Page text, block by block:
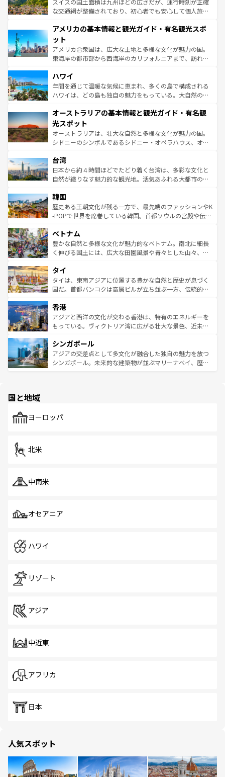
戦など、本場だからこそできる体験も豊富。イギリスを旅
ンツ一覧を参照してほしい。
スイスの国土面積は九州ほどの広さだが、運行時刻が正確
な交通網が整備されており、初心者でも安心して個人旅行
の建物がそのまま残る町や、スイスならではのユニークな
博物館もあり、アルプス観光だけでなく町歩きも満喫する
ことができる。国民の所得が高いため物価も高いが、旅行
者向けの交通パス提供のサービスもあり、うまく活用すれ
着のスイス情報は
アメリカの基本情報と観光ガイド・有名観光スポ
ット
アメリカ合衆国は、広大な土地と多様な文化が魅力の国。
東海岸の都市部から西海岸のカリフォルニアまで、訪れる
のような巨大都市は、観光、ショッピング、エンターテイ
ンメントが詰まった刺激的なスポットだ。一方、アメリカ
西部には大自然が広がり、グランドキャニオンやイエロー
部のニューオーリンズでは、音楽と美食が融合した独特の
文化が魅力。旅行者はアメリカの各地域で異なる魅力を楽
しみながら、その多様性と豊かな歴史を感じることができ
るだろう。車でのロードトリップや列車の旅も、アメリカ
情報は
ハワイ
年間を通じて温暖な気候に恵まれ、多くの島で構成される
ハワイは、どの島も独自の魅力をもっている。大自然の神
ワイ島は見逃せない。また、定番の観光地といえばオアフ
島だが、静かな自然を求めるならマウイ島やカウアイ島が
おすすめ。エメラルドグリーンに輝く海をはじめ、豊かな
文化や歴史が息づいている。「アロハスピリット」と呼ば
人々、おいしいローカルフードやハワイアンミュージッ
ク、伝統的なフラダンスなど、すべてがハワイの魅力を彩
っている。訪れるたびに新しい発見と感動が待っているハ
はコンテンツ一覧
オーストラリアの基本情報と観光ガイド・有名観
光スポット
オーストラリアは、壮大な自然と多様な文化が魅力の国。
シドニーのシンボルであるシドニー・オペラハウス、オー
リアリーフや大陸中央部にそびえるウルル（エアーズロッ
ク）、タスマニアの美しい原生林やケアンズの熱帯雨林な
ど、見どころがたくさん。また、カフェやワイン、オージ
いる。アクティビティも充実しており、サーフィンやダイ
ビング、ハイキングなど、アウトドア好きにはたまらな
い。オーストラリアの多彩な魅力を存分に味わいつくそ
参照してほしい。
台湾
日本から約４時間ほどでたどり着く台湾は、多彩な文化と
自然が織りなす魅力的な観光地。活気あふれる大都市の台
ン）、静ひつな山岳地帯である台湾東部など、都市の喧騒
と山間の静けさが共存しており、訪れる人に新しい発見と
驚きをもたらしてくれる。また、奥深い台湾の食文化も魅
容にもいいと評判のスイーツなど、バラエティ豊かな料理
が味わえる。 なお、新着の台湾情報は コンテンツ一覧を参
照してほしい。
韓国
歴史ある王朝文化が残る一方で、最先端のファッションやK
-POPで世界を席巻している韓国。首都ソウルの宮殿や伝統
き、地方に足を延ばせば四季折々の自然美を楽しむことが
できる。そして、キムチや焼肉、絶品のストリートフード
まで、さまざまな韓国料理が待っている。夜には、韓国な
リティに包まれながら、韓国の多彩な魅力を心ゆくまで味
わってみてほしい。 なお、新着の韓国情報はコンテンツ一
覧を参照してほしい。
ベトナム
豊かな自然と多様な文化が魅力的なベトナム。南北に細長
く伸びる国土には、広大な田園風景や青々とした山々、世
急速な発展と共に伝統が息づく。ハノイの古い町並みやホ
ーチミン市のフランス統治時代の建物も、独特の雰囲気を
醸し出している。また、バラエティの豊かさとおいしさで
とつ。フォーやバインミー、ベトナムコーヒーなどは、ぜ
ひ現地で味わいたい。どの地域を訪れてもあたたかい人々
が旅行者を迎えてくれるので、きっと忘れられない旅にな
参照してほしい。
タイ
タイは、東南アジアに位置する豊かな自然と歴史が息づく
国だ。首都バンコクは高層ビルが立ち並ぶ一方、伝統的な
の活気が交差している。北部ではチェンマイなどの山岳地
帯で自然と触れ合い、南部ではプーケットやクラビの美し
いビーチでリゾート気分を楽しむことができる。タイ料理
激する。気候は一年中温暖で、どの季節にも異なる楽しみ
が待っている。親しみやすいタイの人々、仏教を中心とし
た文化、そして多様な観光資源が、訪れる旅人を魅了し続
香港
アジアと西洋の文化が交わる香港は、特有のエネルギーを
もっている。ヴィクトリア湾に広がる壮大な景色、近未来
み、どこを訪れても感動するはず。観光スポットが密集し
ており、効率よく見どころを回れるのも魅力。息をのむよ
うな絶景から文化的な体験まで、香港を存分に楽しみ尽く
シンガポール
アジアの交差点として多文化が融合した独自の魅力を放つ
シンガポール。未来的な建築物が並ぶマリーナベイ、歴史
で、ホーカーズは地元の風情を楽しめる外せないスポット
国と地域
ヨーロッパ
北米
中南米
オセアニア
ハワイ
リゾート
アジア
中近東
アフリカ
日本
人気スポット